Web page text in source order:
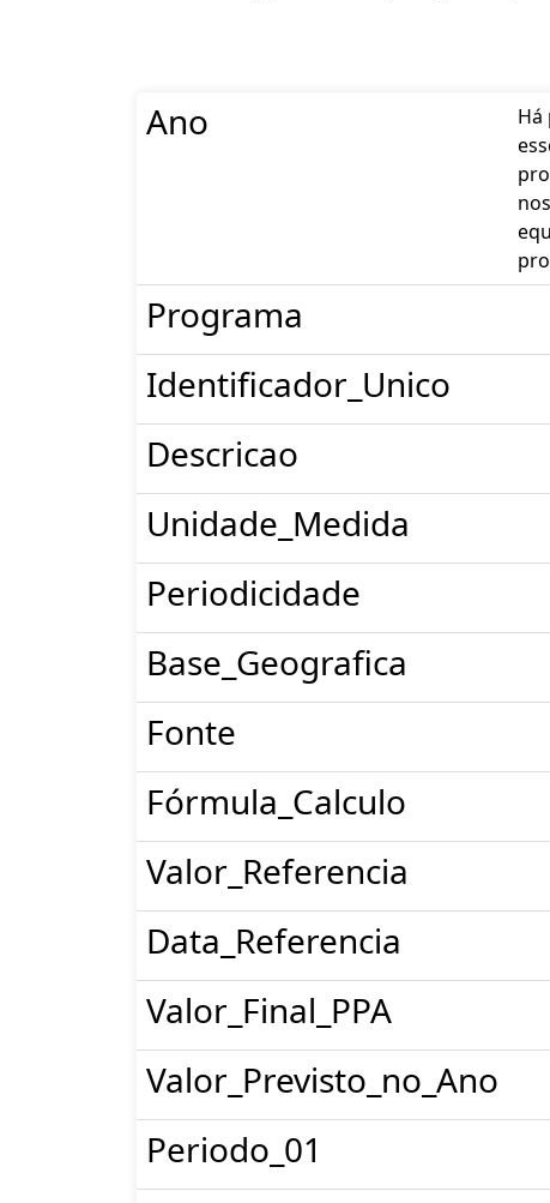
Ano
Há
Programa
Identificador_Unico
Descricao
Unidade_Medida
Periodicidade
Base_Geografica
Fonte
Fórmula_Calculo
Valor_Referencia
Data_Referencia
Valor_Final_PPA
Valor_Previsto_no_Ano
Periodo_01